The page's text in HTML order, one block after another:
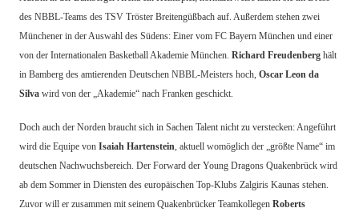
des NBBL-Teams des TSV Tröster Breitengüßbach auf. Außerdem stehen zwei
Münchener in der Auswahl des Südens: Einer vom FC Bayern München und einer
von der Internationalen Basketball Akademie München. Richard Freudenberg hält
in Bamberg des amtierenden Deutschen NBBL-Meisters hoch, Oscar Leon da
Silva wird von der „Akademie“ nach Franken geschickt.
Doch auch der Norden braucht sich in Sachen Talent nicht zu verstecken: Angeführt
wird die Equipe von Isaiah Hartenstein, aktuell womöglich der „größte Name“ im
deutschen Nachwuchsbereich. Der Forward der Young Dragons Quakenbrück wird
ab dem Sommer in Diensten des europäischen Top-Klubs Zalgiris Kaunas stehen.
Zuvor will er zusammen mit seinem Quakenbrücker Teamkollegen Roberts